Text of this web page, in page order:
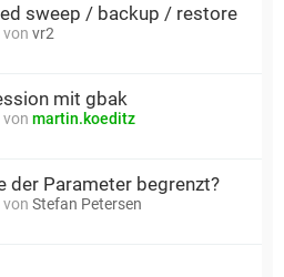
sweep / backup / restore
vr2
mit gbak
martin.koeditz
der Parameter begrenzt?
Stefan Petersen